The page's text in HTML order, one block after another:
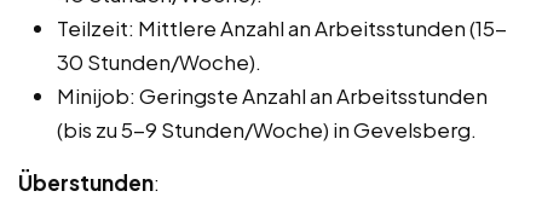
Teilzeit: Mittlere Anzahl an Arbeitsstunden (15-
30 Stunden/Woche).
Minijob: Geringste Anzahl an Arbeitsstunden
(bis zu 5-9 Stunden/Woche) in Gevelsberg.
Überstunden: